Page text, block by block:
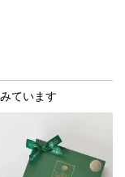
ています